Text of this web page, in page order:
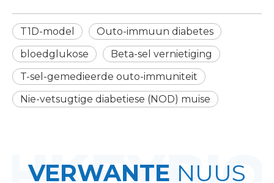
T1D-model
Outo-immuun diabetes
bloedglukose
Beta-sel vernietiging
T-sel-gemedieerde outo-immuniteit
Nie-vetsugtige diabetiese (NOD) muise
VERWANTE NUUS